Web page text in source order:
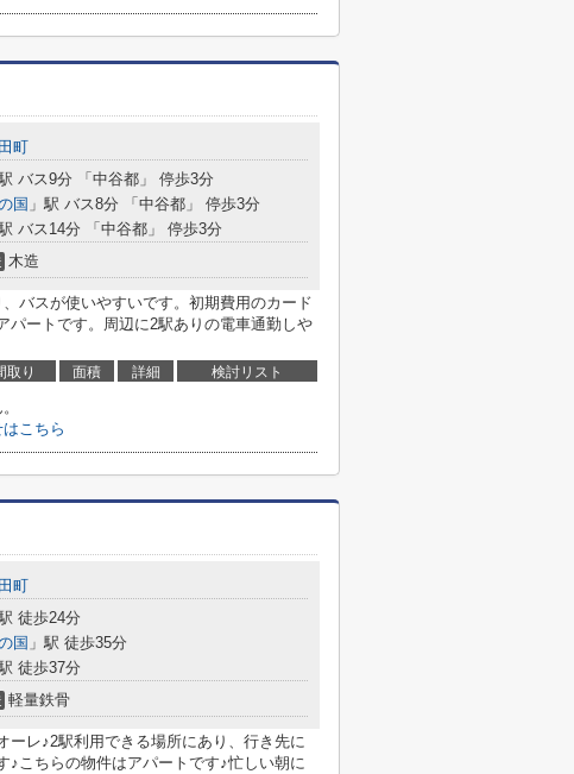
町
バス9分 「中谷都」 停歩3分
国 」駅 バス8分 「中谷都」 停歩3分
バス14分 「中谷都」 停歩3分
木造
バスが使いやすいです。初期費用のカード
パートです。周辺に2駅ありの電車通勤しや
取り 面積 詳細 検討リスト
こちら
町
徒歩24分
国 」駅 徒歩35分
徒歩37分
軽量鉄骨
ーレ♪2駅利用できる場所にあり、行き先に
♪こちらの物件はアパートです♪忙しい朝に